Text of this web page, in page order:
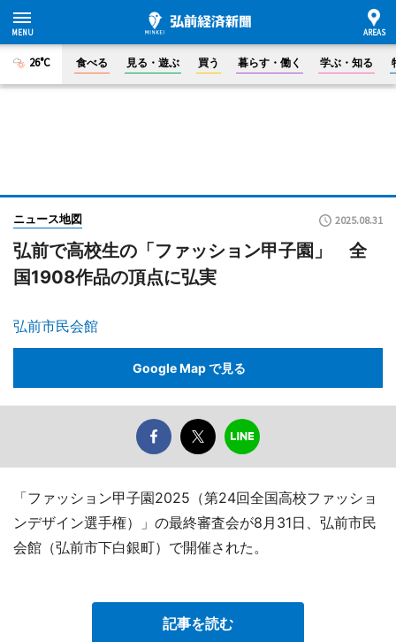
26°C 食べる 見る・遊ぶ 買う 暮らす・働く 学ぶ・知る
ニュース地図 2025.08.31
弘前で高校生の「ファッション甲子園」 全
国1908作品の頂点に弘実
弘前市民会館
Google Map で見る
「ファッション甲子園2025（第24回全国高校ファッショ
ンデザイン選手権）」の最終審査会が8月31日、弘前市民
会館（弘前市下白銀町）で開催された。
記事を読む